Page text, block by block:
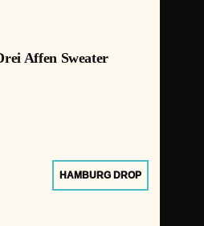
Affen Sweater
HAMBURG DROP